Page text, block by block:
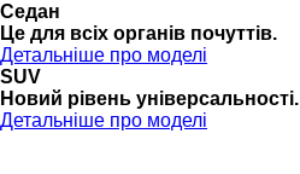
Седан
Це для всіх органів почуттів.
Детальніше про моделі
SUV
Новий рівень універсальності.
Детальніше про моделі